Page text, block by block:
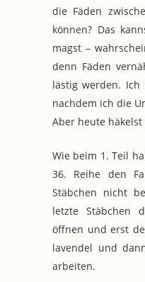
die Fäden
können? Das
magst –
denn Fäden
lästig werden. Ich
nachdem ich die
Aber heute
Wie beim 1. Teil
36. Reihe den
Stäbchen nicht
letzte Stäbchen
öffnen und erst
lavendel und
arbeiten.